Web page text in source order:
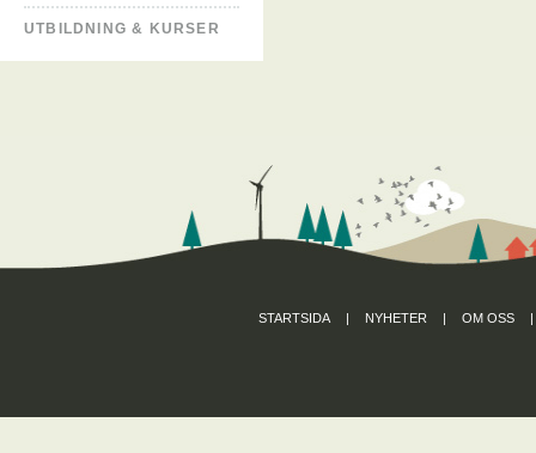
UTBILDNING & KURSER
STARTSIDA | NYHETER | OM OSS |